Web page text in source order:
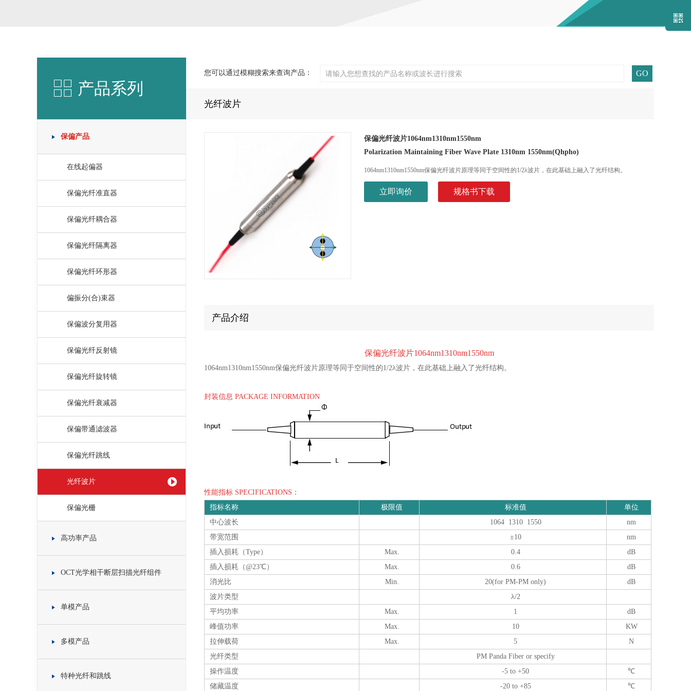
产品系列
保偏产品
在线起偏器
保偏光纤准直器
保偏光纤耦合器
保偏光纤隔离器
保偏光纤环形器
偏振分(合)束器
保偏波分复用器
保偏光纤反射镜
保偏光纤旋转镜
保偏光纤衰减器
保偏带通滤波器
保偏光纤跳线
光纤波片
保偏光栅
高功率产品
OCT光学相干断层扫描光纤组件
单模产品
多模产品
特种光纤和跳线
您可以通过模糊搜索来查询产品：
光纤波片
保偏光纤波片1064nm1310nm1550nm
Polarization Maintaining Fiber Wave Plate 1310nm 1550nm(Qhpho)
1064nm1310nm1550nm保偏光纤波片原理等同于空间性的1/2λ波片，在此基础上融入了光纤结构。
产品介绍
保偏光纤波片1064nm1310nm1550nm
1064nm1310nm1550nm保偏光纤波片原理等同于空间性的1/2λ波片，在此基础上融入了光纤结构。
封装信息 PACKAGE INFORMATION
性能指标 SPECIFICATIONS：
指标名称
极限值 标准值
单位
中心波长
1064 1310 1550
nm
带宽范围
±10
nm
插入损耗（Type）
Max. 0.4
dB
插入损耗（@23℃）
Max. 0.6
dB
消光比
Min. 20(for PM-PM only)
dB
波片类型
λ/2
平均功率
Max. 1
dB
峰值功率
Max. 10
KW
拉伸载荷
Max. 5
N
光纤类型
PM Panda Fiber or specify
操作温度
-5 to +50
℃
储藏温度
-20 to +85 ℃